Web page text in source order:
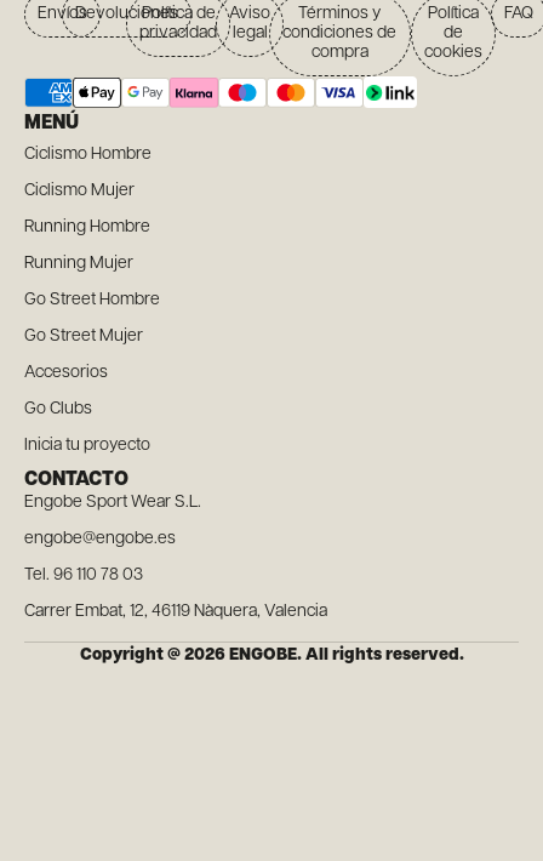
EnvíosDevolucionesPolítica de
privacidad
Aviso
legal
Términos y
condiciones de
compra
Política
de
cookies
FAQ
MENÚ
Ciclismo Hombre
Ciclismo Mujer
Running Hombre
Running Mujer
Go Street Hombre
Go Street Mujer
Accesorios
Go Clubs
Inicia tu proyecto
CONTACTO
Engobe Sport Wear S.L.
engobe@engobe.es
Tel. 96 110 78 03
Carrer Embat, 12, 46119 Nàquera, Valencia
Copyright @ 2026 ENGOBE. All rights reserved.